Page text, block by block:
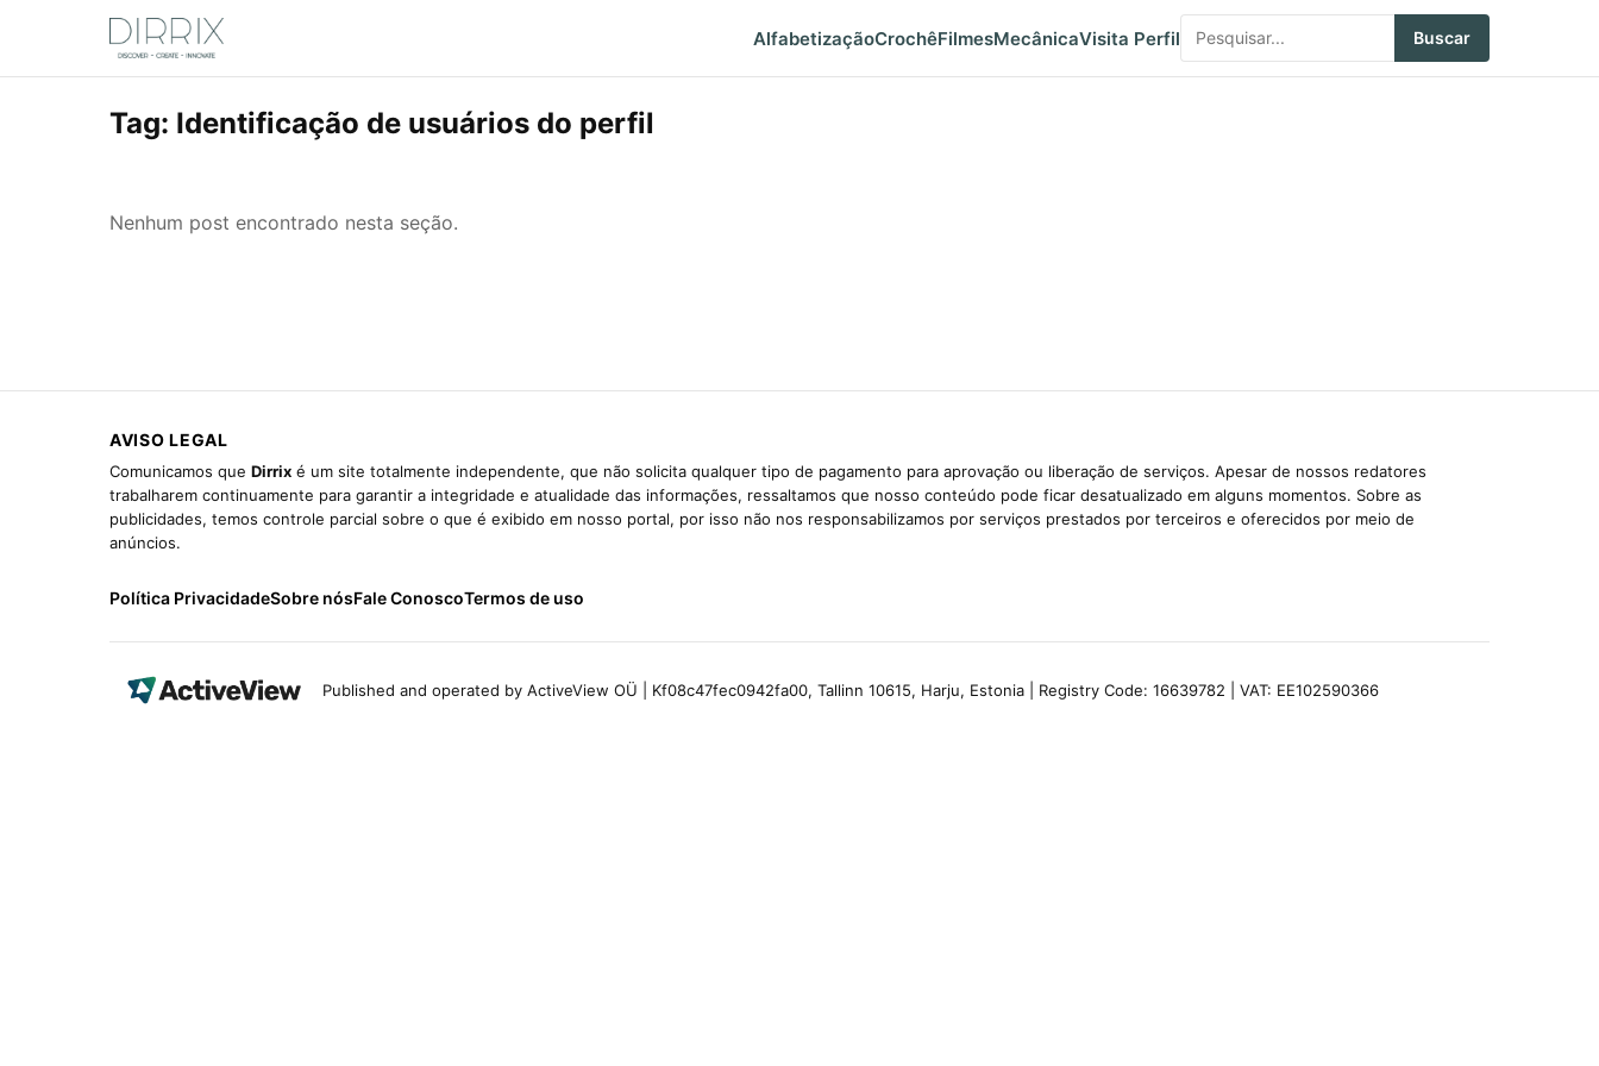
AlfabetizaçãoCrochêFilmesMecânicaVisita Perfil Buscar
Tag: Identificação de usuários do perfil
Nenhum post encontrado nesta seção.
AVISO LEGAL
Comunicamos que Dirrix é um site totalmente independente, que não solicita qualquer tipo de pagamento para aprovação ou liberação de serviços. Apesar de nossos redatores
trabalharem continuamente para garantir a integridade e atualidade das informações, ressaltamos que nosso conteúdo pode ficar desatualizado em alguns momentos. Sobre as
publicidades, temos controle parcial sobre o que é exibido em nosso portal, por isso não nos responsabilizamos por serviços prestados por terceiros e oferecidos por meio de
anúncios.
Política PrivacidadeSobre nósFale ConoscoTermos de uso
Published and operated by ActiveView OÜ | Kf08c47fec0942fa00, Tallinn 10615, Harju, Estonia | Registry Code: 16639782 | VAT: EE102590366